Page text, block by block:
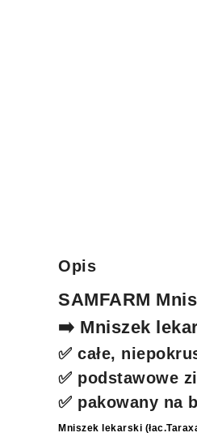
Opis
SAMFARM
➡️ Mniszek
✅ całe,
✅ podstawowe
✅ pakowany na
Mniszek lekarski